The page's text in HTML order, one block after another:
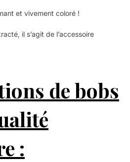
et vivement coloré !
il s’agit de l’accessoire
de bobs
: